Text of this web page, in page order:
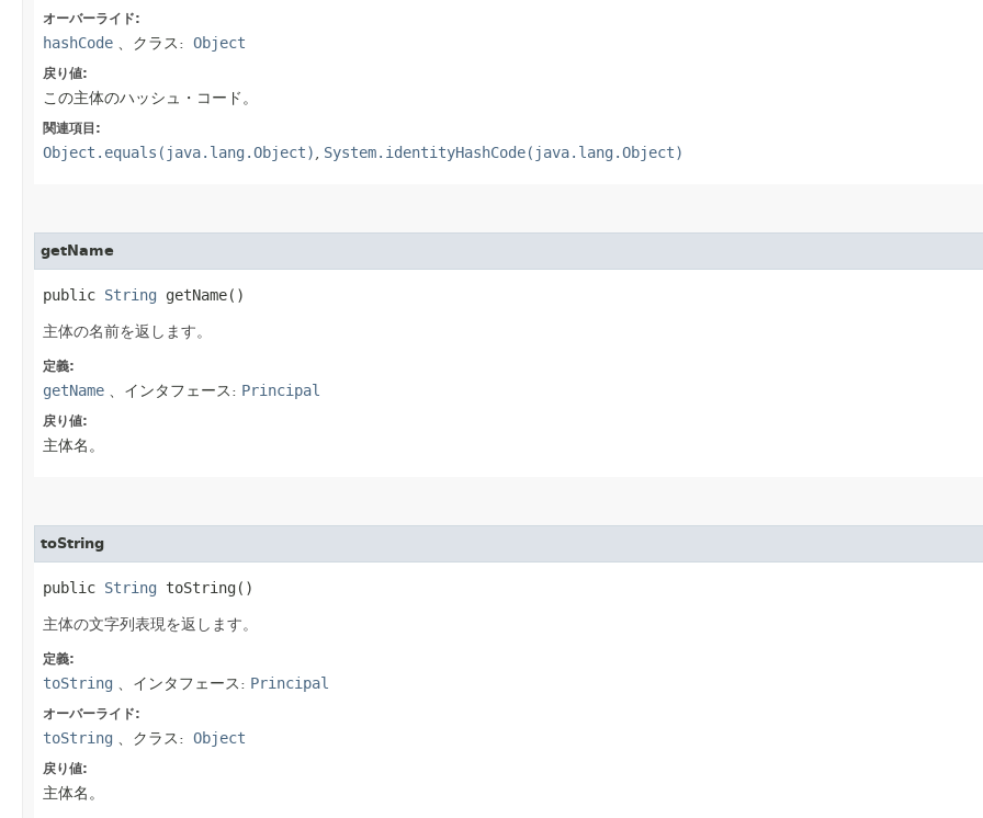
オーバーライド:
hashCode 、クラス: Object
戻り値:
この主体のハッシュ・コード。
関連項目:
Object.equals(java.lang.Object) System.identityHashCode(java.lang.Object)
getName
public String getName()
主体の名前を返します。
定義:
getName 、インタフェース: Principal
戻り値:
主体名。
toString
public String toString()
主体の文字列表現を返します。
定義:
toString 、インタフェース: Principal
オーバーライド:
toString 、クラス: Object
戻り値:
主体名。